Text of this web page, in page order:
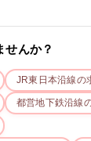
せんか？
JR東日本沿線の
都営地下鉄沿線